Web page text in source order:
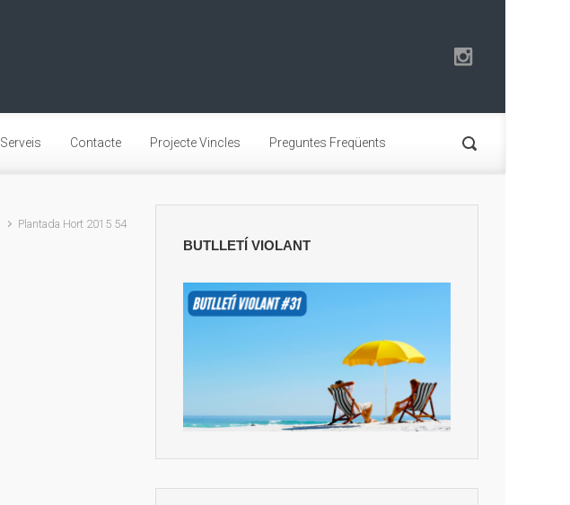
Serveis Contacte Projecte Vincles Preguntes Freqüents
Plantada Hort 2015 54
BUTLLETÍ VIOLANT